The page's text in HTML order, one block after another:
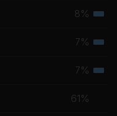
8%
7%
7%
61%